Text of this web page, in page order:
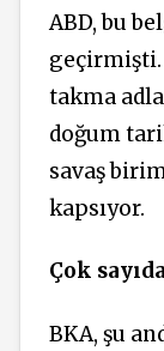
ABD, bu
takma
doğum
savaş
kapsıyor.
Çok
BKA, şu